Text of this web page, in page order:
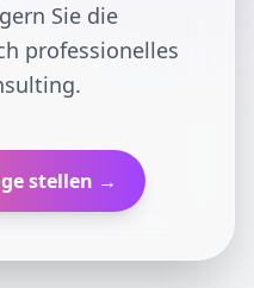
Sie die
professionelles
stellen →